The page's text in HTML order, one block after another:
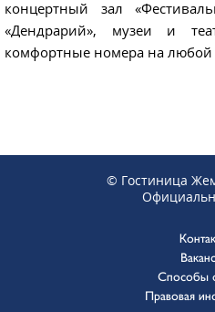
концертный зал
«Дендрарий», музеи и
комфортные номера на любой
© Гостиница
Способы
Правовая